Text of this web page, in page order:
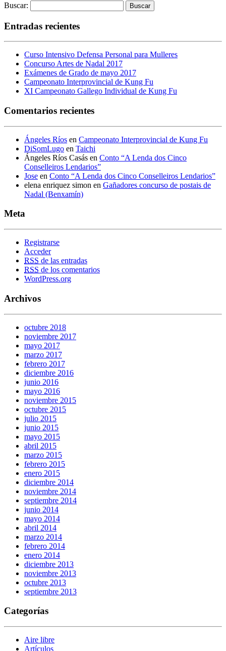
Buscar:
Entradas recientes
Curso Intensivo Defensa Personal para Mulleres
Concurso Artes de Nadal 2017
Exámenes de Grado de mayo 2017
Campeonato Interprovincial de Kung Fu
XI Campeonato Gallego Individual de Kung Fu
Comentarios recientes
Ángeles Ríos en Campeonato Interprovincial de Kung Fu
DiSomLugo en Taichi
Ángeles Ríos Casás en Conto “A Lenda dos Cinco
Conselleiros Lendarios”
Jose en Conto “A Lenda dos Cinco Conselleiros Lendarios”
elena enriquez simon en Gañadores concurso de postais de
Nadal (Benxamín)
Meta
Registrarse
Acceder
RSS de las entradas
RSS de los comentarios
WordPress.org
Archivos
octubre 2018
noviembre 2017
mayo 2017
marzo 2017
febrero 2017
diciembre 2016
junio 2016
mayo 2016
noviembre 2015
octubre 2015
julio 2015
junio 2015
mayo 2015
abril 2015
marzo 2015
febrero 2015
enero 2015
diciembre 2014
noviembre 2014
septiembre 2014
junio 2014
mayo 2014
abril 2014
marzo 2014
febrero 2014
enero 2014
diciembre 2013
noviembre 2013
octubre 2013
septiembre 2013
Categorías
Aire libre
Artículos